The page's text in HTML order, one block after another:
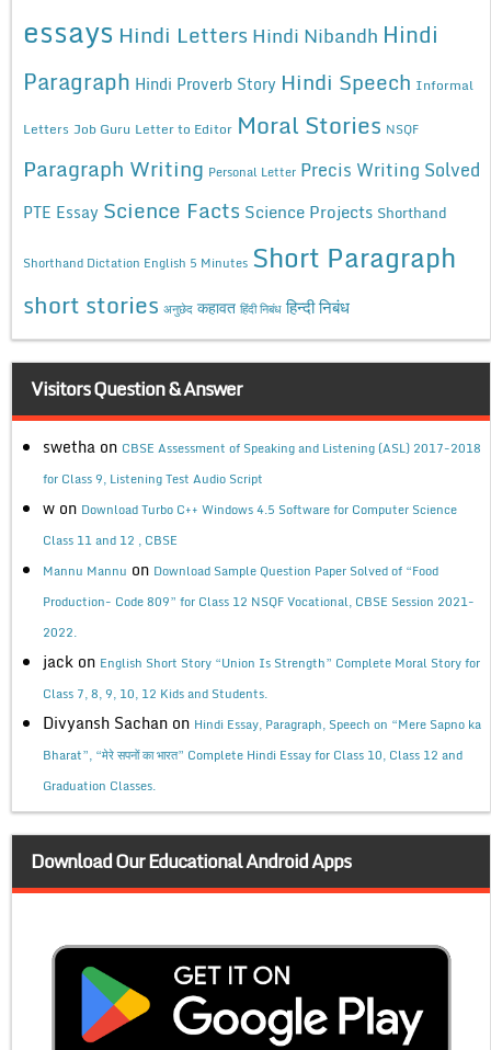
essays Hindi Letters Hindi Nibandh Hindi
Paragraph Hindi Proverb Story Hindi Speech Informal
Letters Job Guru Letter to Editor Moral Stories NSQF
Paragraph Writing Personal Letter Precis Writing Solved
PTE Essay Science Facts Science Projects Shorthand
Shorthand Dictation English 5 Minutes Short Paragraph
short stories अनुछेद कहावत हिंदी निबंध हिन्दी निबंध
Visitors Question & Answer
swetha on CBSE Assessment of Speaking and Listening (ASL) 2017-2018
for Class 9, Listening Test Audio Script
w on Download Turbo C++ Windows 4.5 Software for Computer Science
Class 11 and 12 , CBSE
Mannu Mannu on Download Sample Question Paper Solved of “Food
Production- Code 809” for Class 12 NSQF Vocational, CBSE Session 2021-
2022.
jack on English Short Story “Union Is Strength” Complete Moral Story for
Class 7, 8, 9, 10, 12 Kids and Students.
Divyansh Sachan on Hindi Essay, Paragraph, Speech on “Mere Sapno ka
Bharat”, “मेरे सपनों का भारत” Complete Hindi Essay for Class 10, Class 12 and
Graduation Classes.
Download Our Educational Android Apps